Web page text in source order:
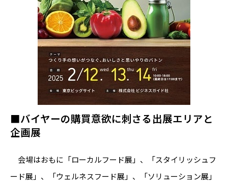
■バイヤーの購買意欲に刺さる出展エリアと
企画展
会場はおもに「ローカルフード展」、「スタイリッシュフ
ード展」、「ウェルネスフード展」、「ソリューション展」